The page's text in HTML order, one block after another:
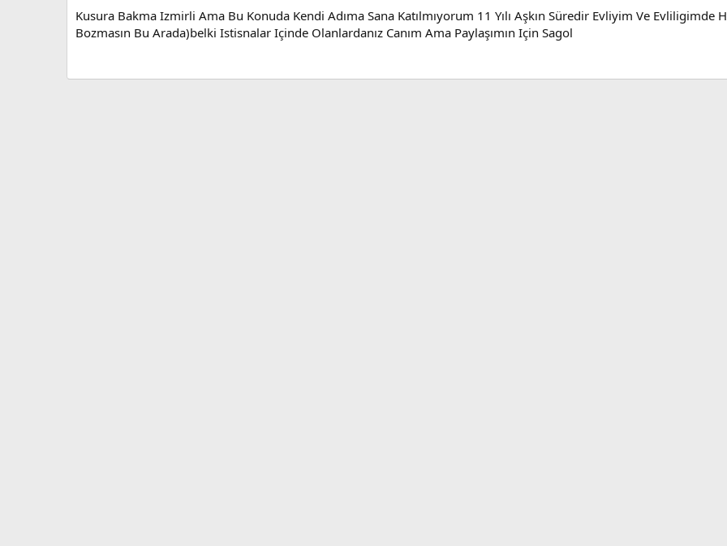
Kusura Bakma Izmirli Ama Bu Konuda Kendi Adıma Sana Katılmıyorum 11 Yılı Aşkın Süredir Evliyim Ve Evliligimde
Bozmasın Bu Arada)belki Istisnalar Içinde Olanlardanız Canım Ama Paylaşımın Için Sagol